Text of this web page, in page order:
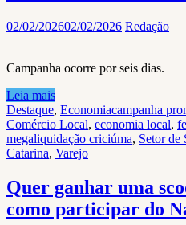
02/02/202602/02/2026 Redação
Campanha ocorre por seis dias.
Leia mais
Destaque, Economiacampanha
Comércio Local, economia local,
megaliquidação criciúma, Setor de
Catarina, Varejo
Quer ganhar uma
como participar do